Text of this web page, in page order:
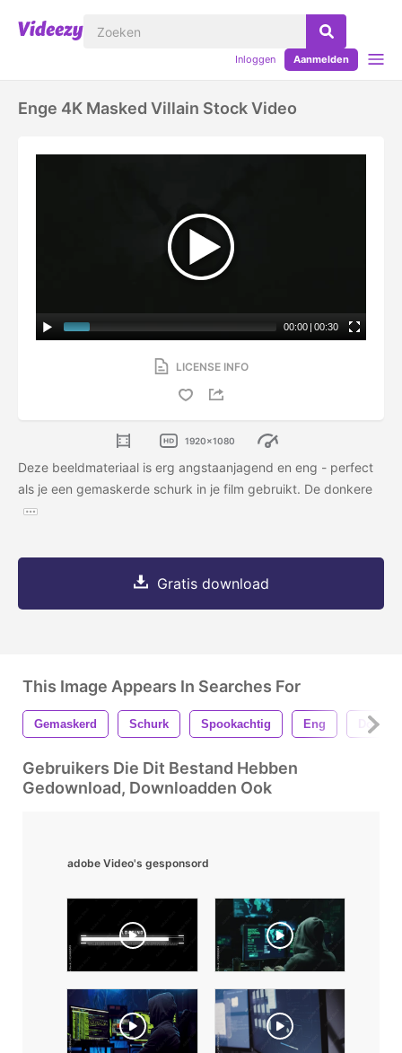
Inloggen Aanmelden
Enge 4K Masked Villain Stock Video
00:00 | 00:30
LICENSE INFO
1920x1080
Deze beeldmateriaal is erg angstaanjagend en eng - perfect
als je een gemaskerde schurk in je film gebruikt. De donkere
Gratis download
This Image Appears In Searches For
Gemaskerd Schurk Spookachtig Eng Donker
Gebruikers Die Dit Bestand Hebben
Gedownload, Downloadden Ook
adobe Video's gesponsord